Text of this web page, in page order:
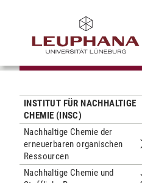
INSTITUT FÜR NACHHALTIGE
CHEMIE (INSC)
Nachhaltige Chemie der
erneuerbaren organischen
Ressourcen
Nachhaltige Chemie und